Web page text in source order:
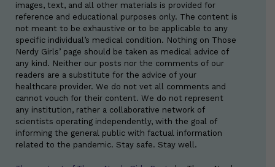
images, text, and all other materials is provided for
reference and educational purposes only. The content is
not meant to be exhaustive or to be applicable to any
specific individual’s medical condition. Nothing on Those
Nerdy Girls’ page should be taken as medical advice of
any kind. Neither our posts nor the comments of our
readers are a substitute for the advice of your
healthcare provider. We do not vet all comments and
cannot vouch for their content. We do not represent
any institution, rather a collaborative network of
scientists operating independently, with the goal of
informing the general public with factual information
related to the pandemic. Stay safe. Stay well.